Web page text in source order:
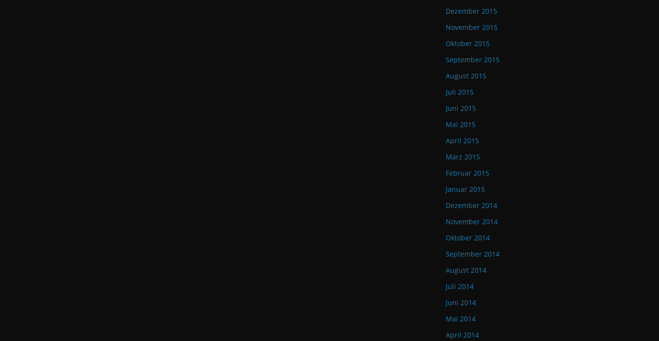
Dezember 2015
November 2015
Oktober 2015
September 2015
August 2015
Juli 2015
Juni 2015
Mai 2015
April 2015
März 2015
Februar 2015
Januar 2015
Dezember 2014
November 2014
Oktober 2014
September 2014
August 2014
Juli 2014
Juni 2014
Mai 2014
April 2014